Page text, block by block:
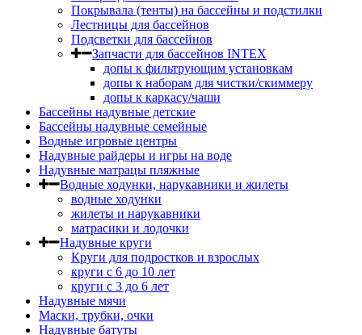
Покрывала (тенты) на бассейны и подстилки
Лестницы для бассейнов
Подсветки для бассейнов
Запчасти для бассейнов INTEX
допы к фильтрующим установкам
допы к наборам для чистки/скиммеру
допы к каркасу/чаши
Бассейны надувные детские
Бассейны надувные семейные
Водные игровые центры
Надувные райдеры и игры на воде
Надувные матрацы пляжные
Водные ходунки, нарукавники и жилеты
водные ходунки
жилеты и нарукавники
матрасики и лодочки
Надувные круги
Круги для подростков и взрослых
круги с 6 до 10 лет
круги c 3 до 6 лет
Надувные мячи
Маски, трубки, очки
Надувные батуты